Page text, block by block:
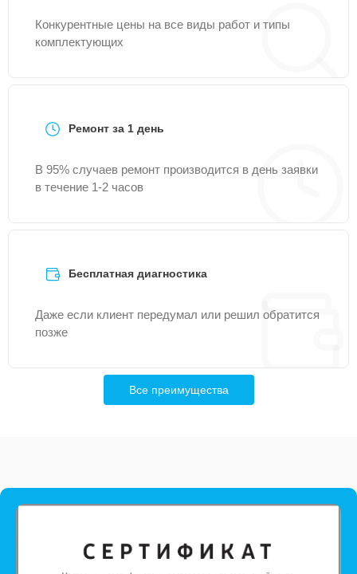
Конкурентные цены на все виды работ и типы
комплектующих
Ремонт за 1 день
В 95% случаев ремонт производится в день заявки
в течение 1-2 часов
Бесплатная диагностика
Даже если клиент передумал или решил обратится
позже
Все преимущества